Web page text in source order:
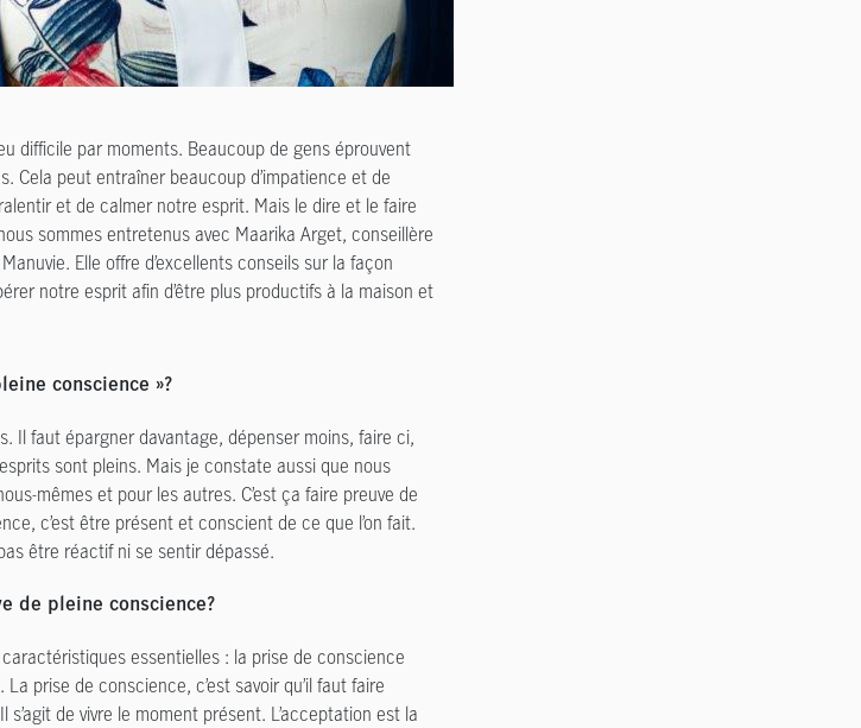
difficile par moments. Beaucoup de gens éprouvent
Cela peut entraîner beaucoup d’impatience et de
et de calmer notre esprit. Mais le dire et le faire
sommes entretenus avec Maarika Arget, conseillère
Elle offre d’excellents conseils sur la façon
notre esprit afin d’être plus productifs à la maison et
conscience »?
Il faut épargner davantage, dépenser moins, faire ci,
sont pleins. Mais je constate aussi que nous
mêmes et pour les autres. C’est ça faire preuve de
c’est être présent et conscient de ce que l’on fait.
être réactif ni se sentir dépassé.
de pleine conscience?
essentielles : la prise de conscience
prise de conscience, c’est savoir qu’il faut faire
de vivre le moment présent. L’acceptation est la